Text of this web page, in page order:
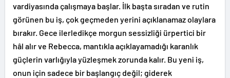
vardiyasında çalışmaya başlar. İlk başta sıradan ve rutin
görünen bu iş, çok geçmeden yerini açıklanamaz olaylara
bırakır. Gece ilerledikçe morgun sessizliği ürpertici bir
hâl alır ve Rebecca, mantıkla açıklayamadığı karanlık
güçlerin varlığıyla yüzleşmek zorunda kalır. Bu yeni iş,
onun için sadece bir başlangıç değil; giderek